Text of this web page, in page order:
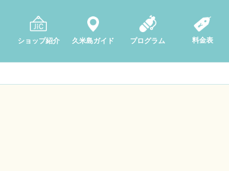
ショップ紹介 久米島ガイド プログラム 料金表